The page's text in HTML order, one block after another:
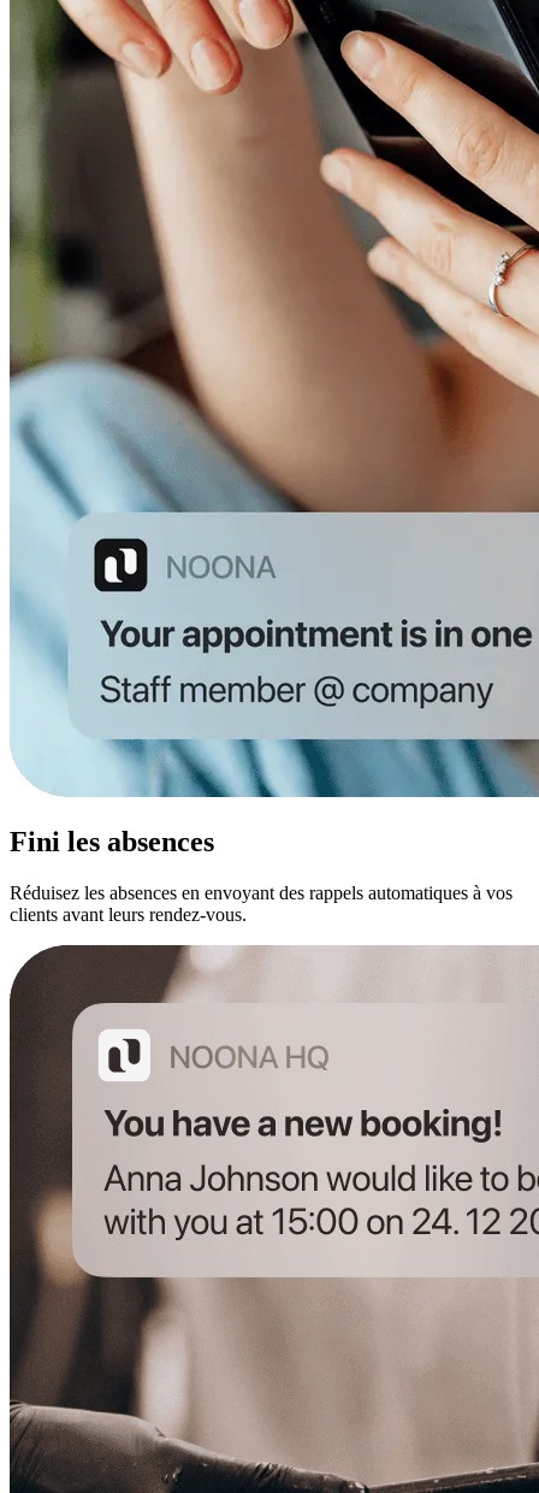
Fini les absences
Réduisez les absences en envoyant des rappels automatiques à vos
clients avant leurs rendez-vous.